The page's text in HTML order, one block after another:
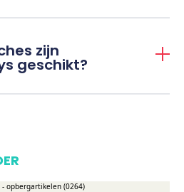
zijn
geschikt?